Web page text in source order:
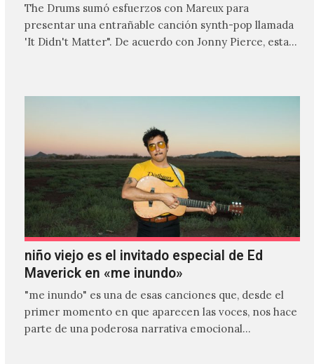
The Drums sumó esfuerzos con Mareux para
presentar una entrañable canción synth-pop llamada
'It Didn't Matter". De acuerdo con Jonny Pierce, esta
niño viejo es el invitado especial de Ed
Maverick en «me inundo»
"me inundo" es una de esas canciones que, desde el
primer momento en que aparecen las voces, nos hace
parte de una poderosa narrativa emocional…